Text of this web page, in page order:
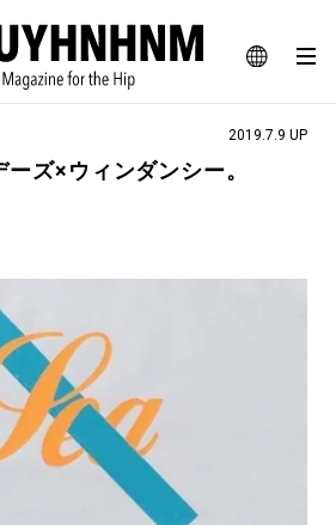
JA
EN
BLOG SNAP
、カルチャー、ライフスタイルWEBマガジン
#マイナーグッド図鑑
#MONTHLY JOURNAL
#フイナムのYouTube
#FOCUS IT #AH.H
#MUSIC #MOVIE
2019.7.9 UP
ズ×ウィンダンシー。